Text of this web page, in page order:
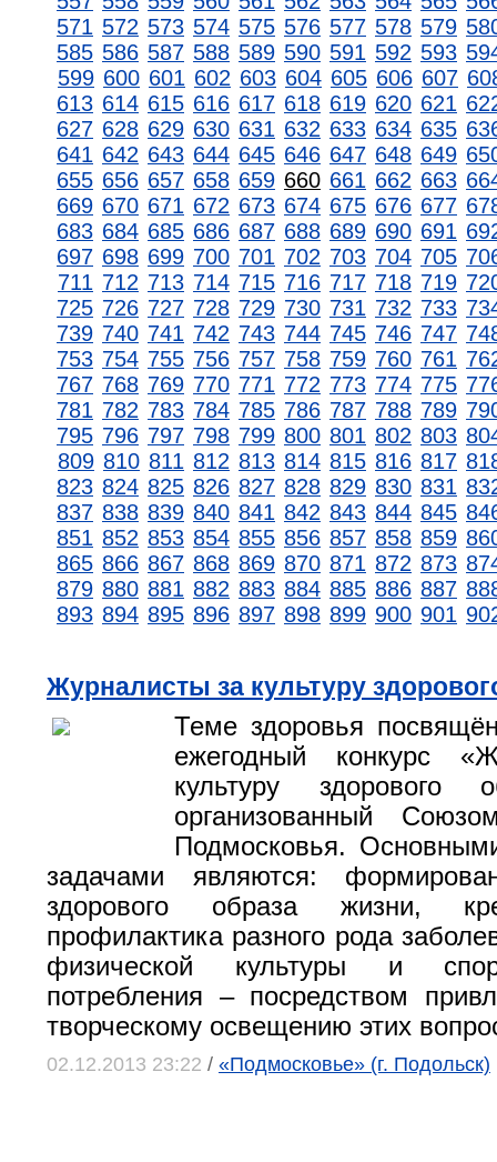
571 572 573 574 575 576 577 578 579
585 586 587 588 589 590 591 592 593
599 600 601 602 603 604 605 606 607
613 614 615 616 617 618 619 620 621
627 628 629 630 631 632 633 634 635
641 642 643 644 645 646 647 648 649
655 656 657 658 659 660 661 662 663
669 670 671 672 673 674 675 676 677
683 684 685 686 687 688 689 690 691
697 698 699 700 701 702 703 704 705
711 712 713 714 715 716 717 718 719
725 726 727 728 729 730 731 732 733
739 740 741 742 743 744 745 746 747
753 754 755 756 757 758 759 760 761
767 768 769 770 771 772 773 774 775
781 782 783 784 785 786 787 788 789
795 796 797 798 799 800 801 802 803
809 810 811 812 813 814 815 816 817
823 824 825 826 827 828 829 830 831
837 838 839 840 841 842 843 844 845
851 852 853 854 855 856 857 858 859
865 866 867 868 869 870 871 872 873
879 880 881 882 883 884 885 886 887
893 894 895 896 897 898 899 900 901
Журналисты за культуру
Теме здоровья
ежегодный конкурс
культуру здорового
организованный
Подмосковья.
задачами являются:
здорового образа жизни,
профилактика разного рода
физической культуры и
потребления – посредством
творческому освещению этих
02.12.2013 23:22 / «Подмосковье» (г. Подольск)